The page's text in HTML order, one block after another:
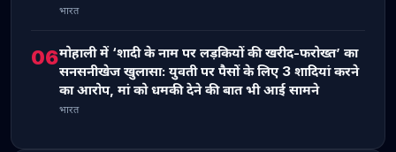
भारत
06मोहाली में ‘शादी के नाम पर लड़कियों की खरीद-फरोख्त’ का
सनसनीखेज खुलासा: युवती पर पैसों के लिए 3 शादियां करने
का आरोप, मां को धमकी देने की बात भी आई सामने
भारत